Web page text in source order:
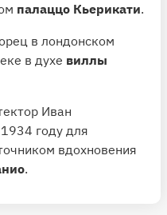
палаццо Кьерикати.
в лондонском
в духе виллы
Иван
году для
вдохновения
.